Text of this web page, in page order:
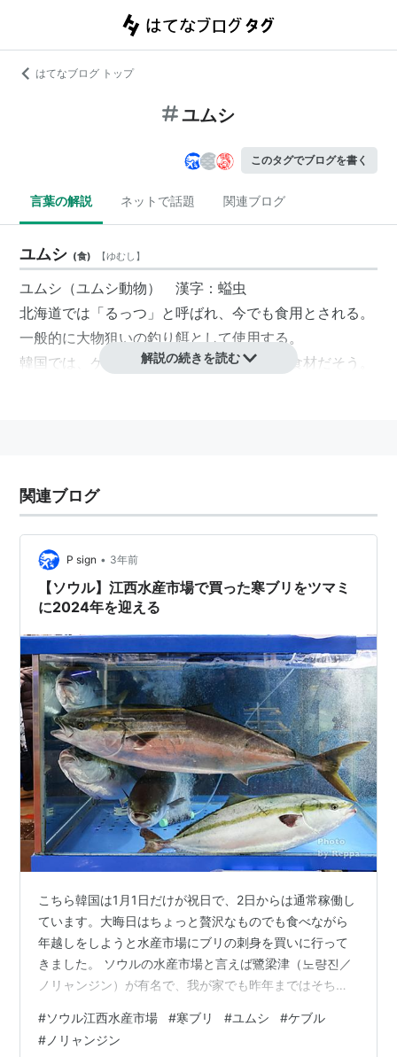
はてなブログ トップ
ユムシ
このタグでブログを書く
言葉の解説 ネットで話題 関連ブログ
ユムシ (食) 【ゆむし 】
ユムシ（ユムシ動物） 漢字：螠虫
北海道では「るっつ」と呼ばれ、今でも食用とされる。
一般的に大物狙いの釣り餌として使用する。
韓国では、ケブルと呼ばれ、ごく一般的な食材だそう。
解説の続きを読む
関連ブログ
P sign • 3年前
【ソウル】江西水産市場で買った寒ブリをツマミ
に2024年を迎える
こちら韓国は1月1日だけが祝日で、2日からは通常稼働し
ています。大晦日はちょっと贅沢なものでも食べながら
年越しをしようと水産市場にブリの刺身を買いに行って
きました。 ソウルの水産市場と言えば鷺梁津（노량진／
ノリャンジン）が有名で、我が家でも昨年まではそちら
した今回は金浦空港の隣に位置する江西（강서／カン
ソ）水産市場に行ってみました。 最寄り駅の5号線・麻
#ソウル江西水産市場 #寒ブリ #ユムシ #ケブル
# ノリャンジン